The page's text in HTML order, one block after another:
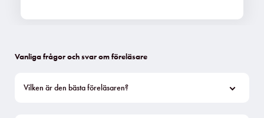
Vanliga frågor och svar om föreläsare
Vilken är den bästa föreläsaren?